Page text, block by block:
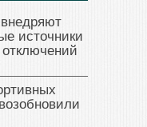
источники